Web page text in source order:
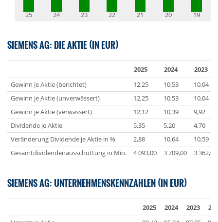
25 24 23 22 21 20 19
SIEMENS AG: DIE AKTIE (IN EUR)
2025 2024
2023
Gewinn je Aktie (berichtet)
12,25 10,53
10,04
Gewinn je Aktie (unverwässert)
12,25 10,53
10,04
Gewinn je Aktie (verwässert)
12,12 10,39
9,92
Dividende je Aktie
5,35 5,20
4,70
Veränderung Dividende je Aktie in %
2,88 10,64
10,59
Gesamtdividendenausschüttung in Mio.
4 093,00 3 709,00 3 362,00
SIEMENS AG: UNTERNEHMENSKENNZAHLEN (IN EUR)
2025 2024 2023